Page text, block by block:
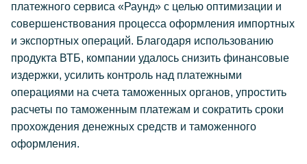
платежного сервиса «Раунд» с целью оптимизации и
совершенствования процесса оформления импортных
и экспортных операций. Благодаря использованию
продукта ВТБ, компании удалось снизить финансовые
издержки, усилить контроль над платежными
операциями на счета таможенных органов, упростить
расчеты по таможенным платежам и сократить сроки
прохождения денежных средств и таможенного
оформления.